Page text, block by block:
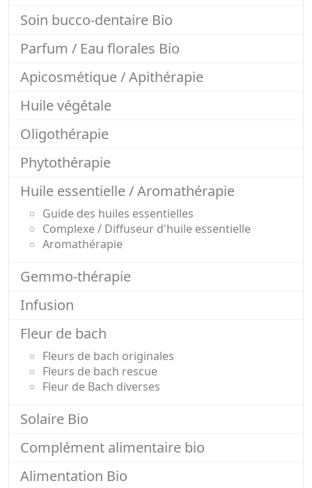
Soin bucco-dentaire Bio
Parfum / Eau florales Bio
Apicosmétique / Apithérapie
Huile végétale
Oligothérapie
Phytothérapie
Huile essentielle / Aromathérapie
Guide des huiles essentielles
Complexe / Diffuseur d'huile essentielle
Aromathérapie
Gemmo-thérapie
Infusion
Fleur de bach
Fleurs de bach originales
Fleurs de bach rescue
Fleur de Bach diverses
Solaire Bio
Complément alimentaire bio
Alimentation Bio